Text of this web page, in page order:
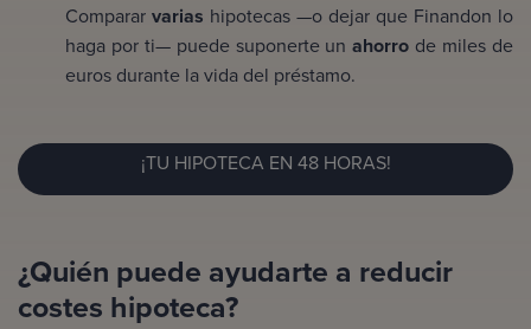
Comparar varias hipotecas —o dejar que Finandon lo
haga por ti— puede suponerte unahorro de miles de
euros durante la vida del préstamo.
¡TU HIPOTECA EN 48 HORAS!
¿Quién puede ayudarte a reducir
costes hipoteca?